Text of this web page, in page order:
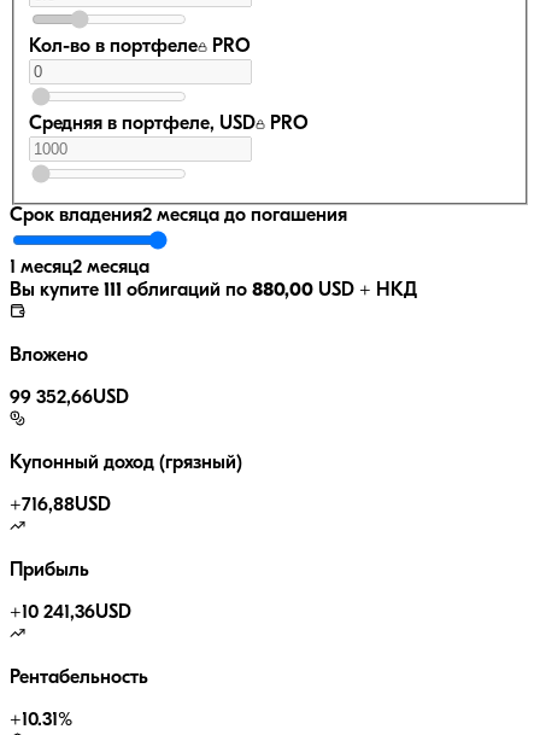
Кол-во в портфеле PRO
Средняя в портфеле, USD PRO
Срок владения2 месяца до погашения
1 месяц2 месяца
Вы купите 111 облигаций по 880,00 USD + НКД
Вложено
99 352,66USD
Купонный доход (грязный)
+716,88USD
Прибыль
+10 241,36USD
Рентабельность
+10.31%